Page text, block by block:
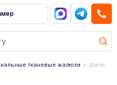
тканевые жалюзи
Шелк